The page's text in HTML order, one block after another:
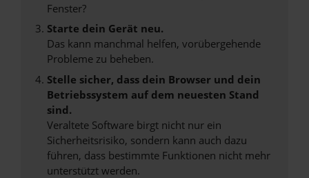
Fenster?
Starte dein Gerät neu.
Das kann manchmal helfen, vorübergehende
Probleme zu beheben.
Stelle sicher, dass dein Browser und dein
Betriebssystem auf dem neuesten Stand
sind.
Veraltete Software birgt nicht nur ein
Sicherheitsrisiko, sondern kann auch dazu
führen, dass bestimmte Funktionen nicht mehr
unterstützt werden.